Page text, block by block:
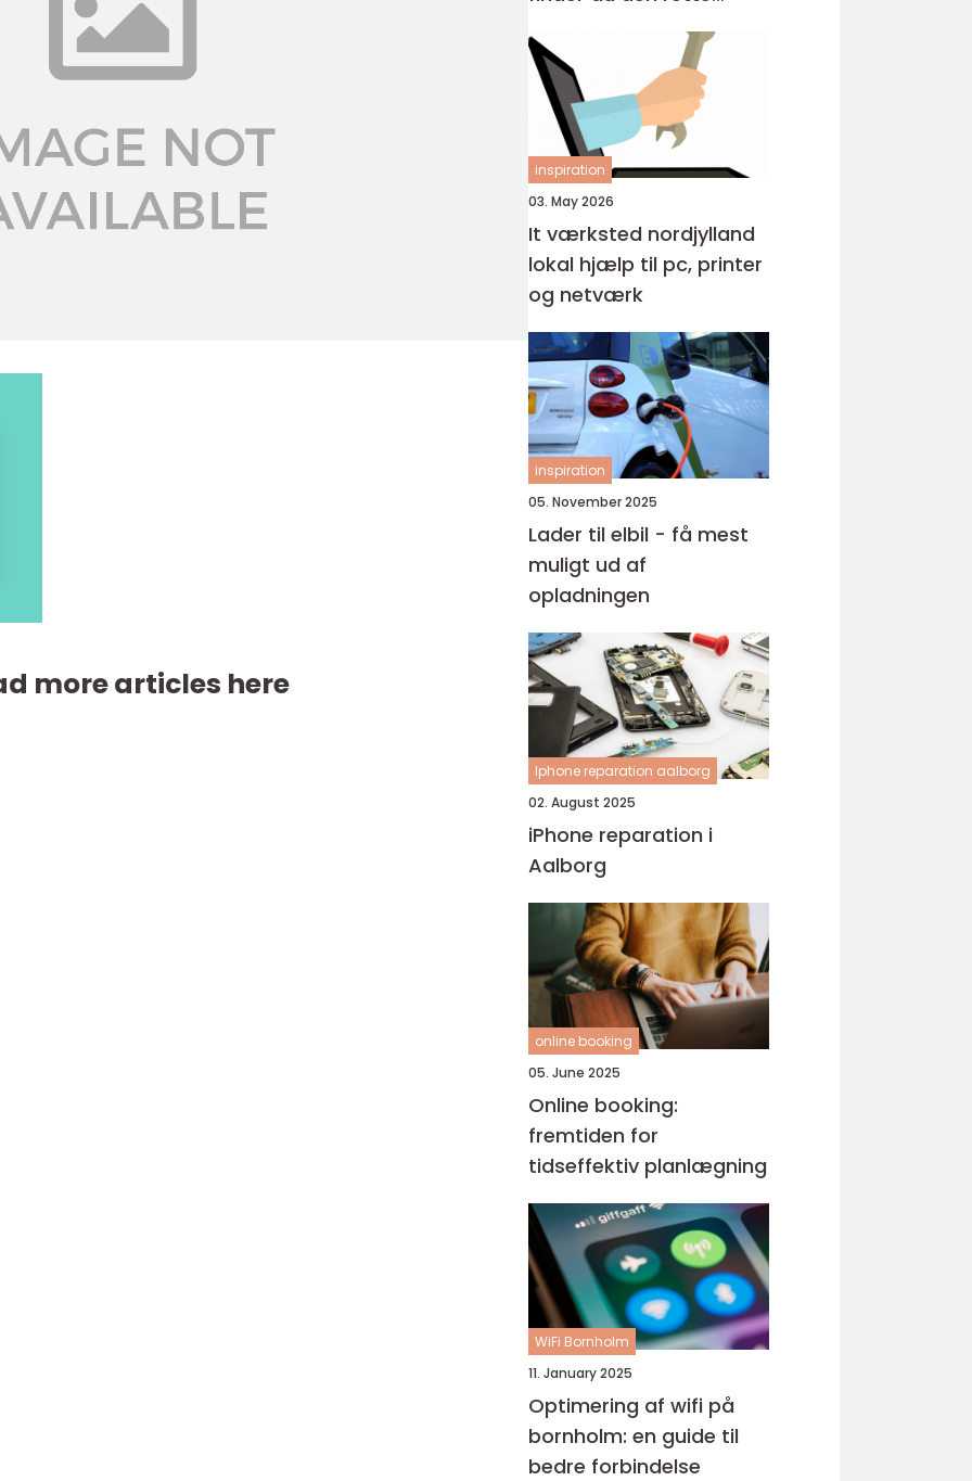
more articles here
inspiration
03. May 2026
It værksted nordjylland
lokal hjælp til pc, printer
og netværk
inspiration
05. November 2025
Lader til elbil - få mest
muligt ud af
opladningen
Iphone reparation aalborg
02. August 2025
iPhone reparation i
Aalborg
online booking
05. June 2025
Online booking:
fremtiden for
tidseffektiv planlægning
WiFi Bornholm
11. January 2025
Optimering af wifi på
bornholm: en guide til
bedre forbindelse